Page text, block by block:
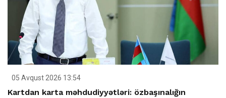
05 Avqust 2026 13:54
Kartdan karta məhdudiyyətləri: özbaşınalığın